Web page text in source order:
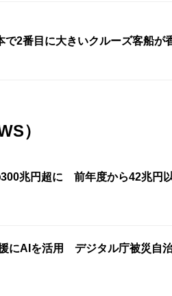
2番目に大きいクルーズ客船が
）
兆円超に 前年度から42兆円
にAIを活用 デジタル庁被災自